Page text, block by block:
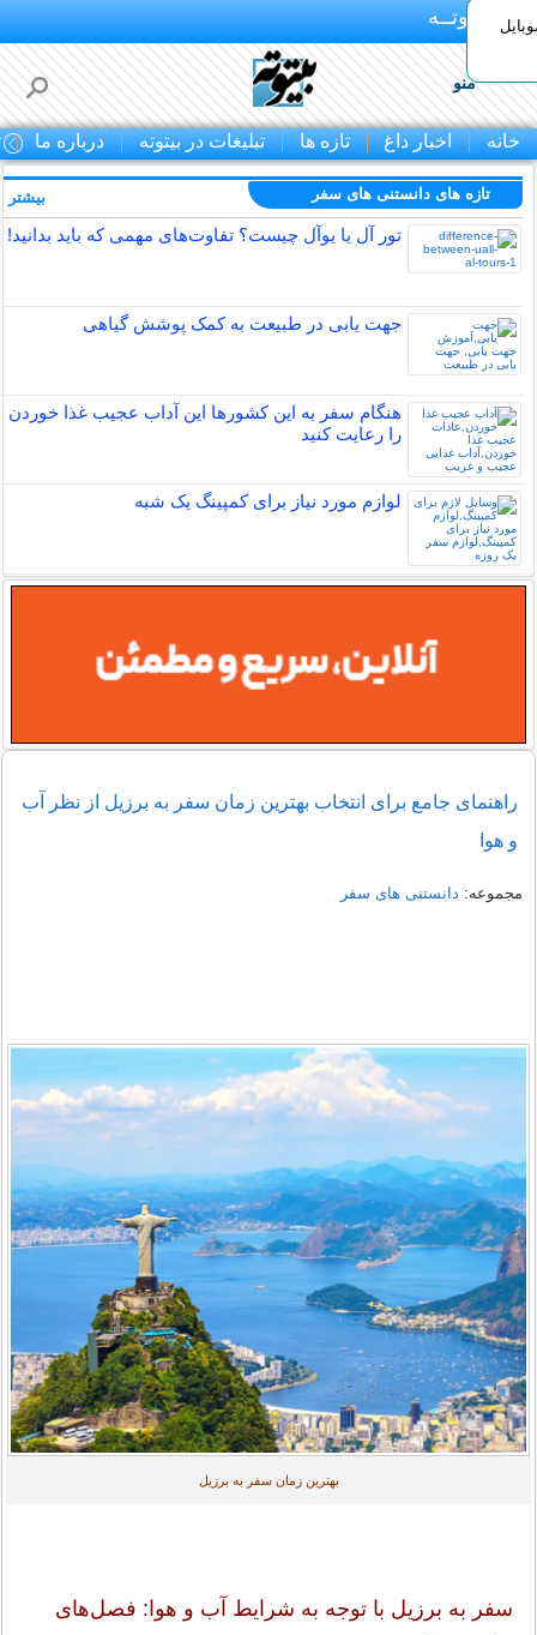
بـیتوتــه
منو
خانه اخبار داغ تازه ها تبلیغات در بیتوته درباره ما
تازه های دانستنی های سفر
تور آل یا یوآل چیست؟ تفاوت‌های مهمی که باید بدانید!
جهت یابی در طبیعت به کمک پوشش گیاهی
هنگام سفر به این کشورها این آداب عجیب غذا خوردن
را رعایت کنید
لوازم مورد نیاز برای کمپینگ یک شبه
بیشتر
راهنمای جامع برای انتخاب بهترین زمان سفر به برزیل از نظر آب‌
و هوا
مجموعه: دانستنی های سفر
بهترین زمان سفر به برزیل
سفر به برزیل با توجه به شرایط آب و هوا: فصل‌های